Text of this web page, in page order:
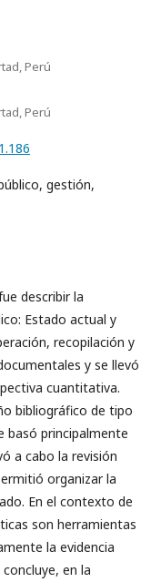
Perú
Perú
gestión,
describir la
Estado actual y
recopilación y
y se llevó
cuantitativa.
bibliográfico de tipo
basó principalmente
a cabo la revisión
organizar la
En el contexto de
son herramientas
la evidencia
en la